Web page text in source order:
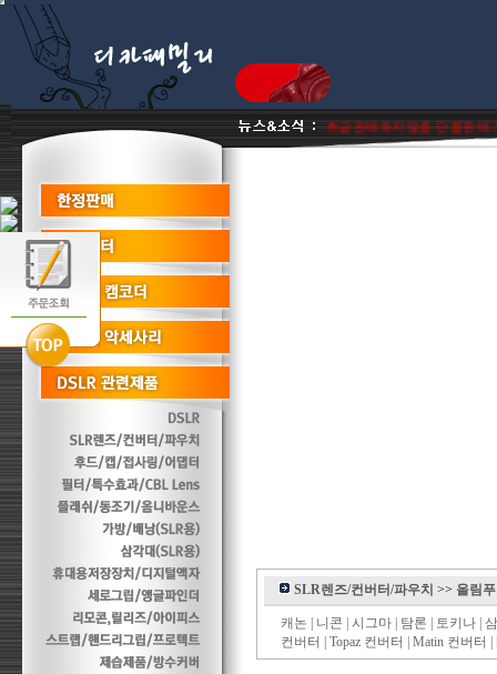
로서 이월상품 진열상품 리퍼비시 병행수입제품은취급판매하지않음 단품판매
SLR렌즈/컨버터/파우치 >> 올림
캐논 니콘 시그마 탐론 토키나
컨버터
Topaz 컨버터 Matin 컨버터